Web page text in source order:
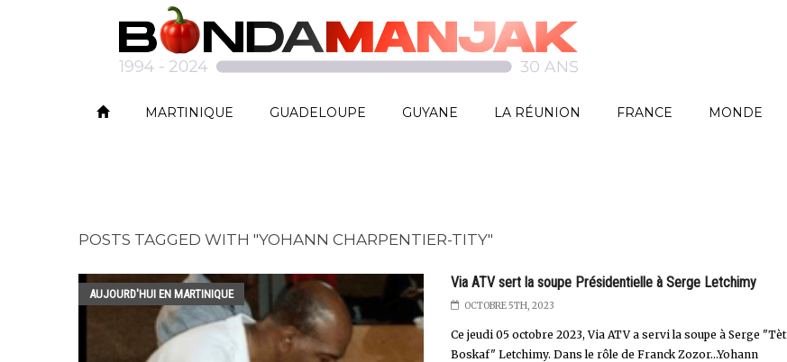
MARTINIQUE GUADELOUPE GUYANE LA RÉUNION FRANCE MONDE
POSTS TAGGED WITH "YOHANN CHARPENTIER-TITY"
AUJOURD'HUI EN MARTINIQUE
Via ATV sert la soupe Présidentielle à Serge Letchimy
OCTOBRE 5TH, 2023
Ce jeudi 05 octobre 2023, Via ATV a servi la soupe à Serge "Tèt
Boskaf" Letchimy. Dans le rôle de Franck Zozor...Yohann